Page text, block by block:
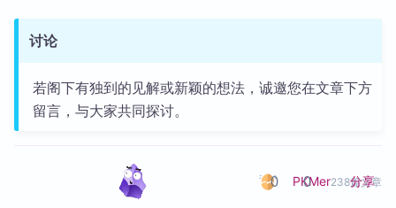
讨论
若阁下有独到的见解或新颖的想法，诚邀您在文章下方
留言，与大家共同探讨。
PKMer238篇文章
0 0 分享